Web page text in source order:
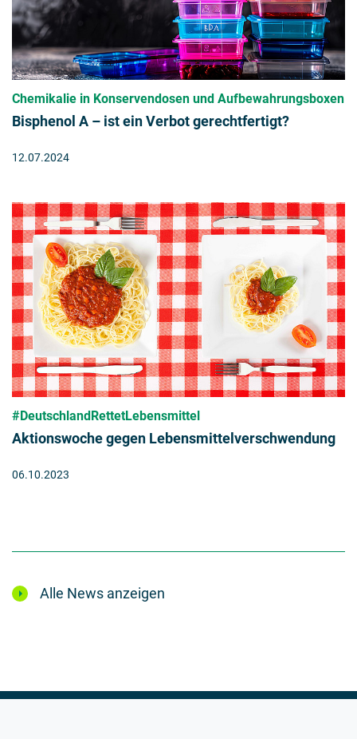
Chemikalie in Konservendosen und Aufbewahrungsboxen
Bisphenol A – ist ein Verbot gerechtfertigt?
12.07.2024
#DeutschlandRettetLebensmittel
Aktionswoche gegen Lebensmittelverschwendung
06.10.2023
Alle News anzeigen